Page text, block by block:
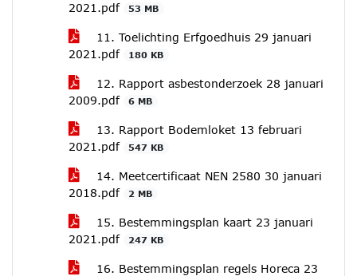
2021.pdf
53 MB
11. Toelichting Erfgoedhuis 29 januari
2021.pdf
180 KB
12. Rapport asbestonderzoek 28 januari
2009.pdf
6 MB
13. Rapport Bodemloket 13 februari
2021.pdf
547 KB
14. Meetcertificaat NEN 2580 30 januari
2018.pdf
2 MB
15. Bestemmingsplan kaart 23 januari
2021.pdf
247 KB
16. Bestemmingsplan regels Horeca 23